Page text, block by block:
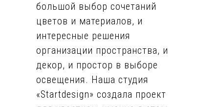
большой выбор сочетаний
цветов и материалов, и
интересные решения
организации пространства, и
декор, и простор в выборе
освещения. Наша студия
«Startdesign» создала проект